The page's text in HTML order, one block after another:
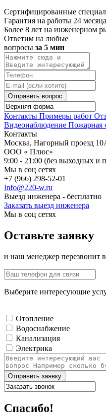
Сертифицированные
Гарантия на работы 24 месяца
Более 8 лет на инженерном
Ответим на любые
вопросы за 5 мин
Отправить вопрос
Контакты Примеры работ
Видеонаблюдение Пожарная
Контакты
Москва, Нагорный проезд
ООО « Плюс»
9:00 - 21:00 (без выходных и
Мы в соц сетях
+7 (966) 298-52-01
Info@220-w.ru
Выезд инженера - бесплатно
Заказать выезд инженера
Мы в соц сетях
Оставьте заявку
и наш менеджер перезвонит
Выберите интересующие
Отопление
Водоснабжение
Канализация
Электрика
Отправить заявку
Спасибо!